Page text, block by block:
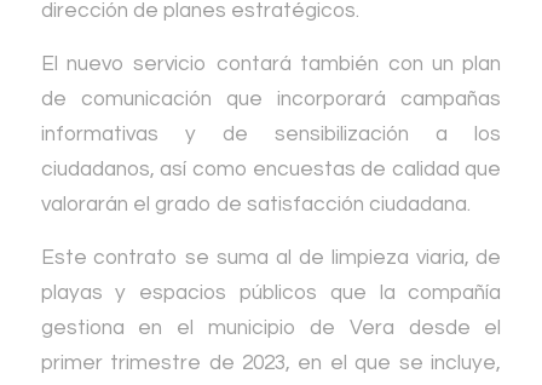
dirección de planes estratégicos.
El nuevo servicio contará también con un plan
de comunicación que incorporará campañas
informativas y de sensibilización a los
ciudadanos, así como encuestas de calidad que
valorarán el grado de satisfacción ciudadana.
Este contrato se suma al de limpieza viaria, de
playas y espacios públicos que la compañía
gestiona en el municipio de Vera desde el
primer trimestre de 2023, en el que se incluye,